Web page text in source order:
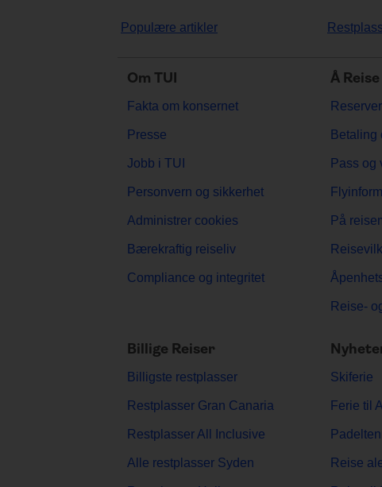
Populære artikler
Om TUI
Fakta om konsernet
Presse
Jobb i TUI
Personvern og sikkerhet
Administrer cookies
Bærekraftig reiseliv
Compliance og integritet
Å
Betaling
Pass og
På
Reise-
Billige Reiser
Billigste restplasser
Restplasser Gran Canaria
Restplasser All Inclusive
Alle restplasser Syden
Skiferie
Ferie til
Reise